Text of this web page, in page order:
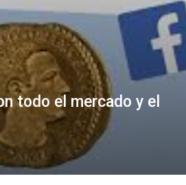
todo el mercado y el